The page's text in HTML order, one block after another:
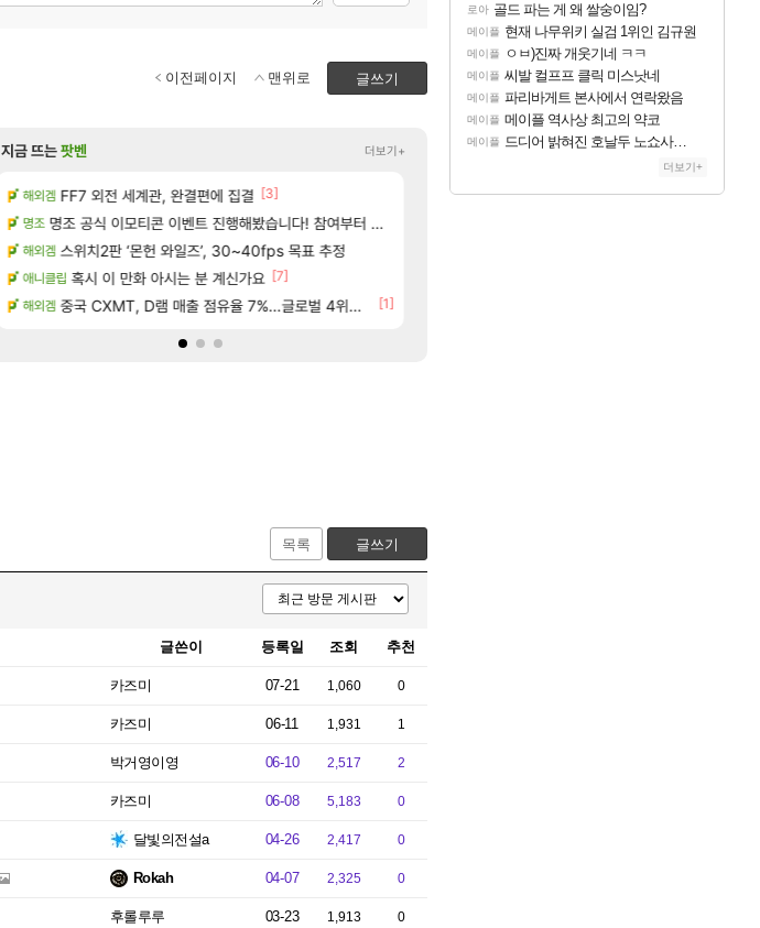
글쓰기
이전페이지 맨위로
SOL 이제서야 힘들게 50찍고 나가 장궁 받았는데...
검은사막 대충 연구소요약 [5]
검은사막 풍풍풍 군왕주차가 씹이득 가성비라고 ???? [9]
로아 골드 파는 게 왜 쌀숭이임? [196]
메이플 현재 나무위키 실검 1위인 김규원 [84]
메이플 ㅇㅂ)진짜 개웃기네 ㅋㅋ [48]
지금 뜨는팟벤 더보기+
해외겜 FF7 외전 세계관, 완결편에 집결 [3]
명조 명조 공식 이모티콘 이벤트 진행해봤습니다! 참여부터 추첨까지????
해외겜 스위치2판 ‘몬헌 와일즈’, 30~40fps 목표 추정
애니클립 혹시 이 만화 아시는 분 계신가요 [7]
해외겜 중국 CXMT, D램 매출 점유율 7%…글로벌 4위로 부상 [1]
해외겜 AI발 원가 압박, 메인보드값 오르나
목록 글쓰기
글쓴이 등록일 조회 추천
카즈미 07-21 1,060 0
카즈미 06-11 1,931 1
박거영이영 06-10 2,517 2
카즈미 06-08 5,183 0
달빛의전설a 04-26 2,417 0
Rokah 04-07 2,325 0
후롤루루 03-23 1,913 0
로아 골드 파는 게 왜 쌀숭이임?
메이플 현재 나무위키 실검 1위인 김규원
메이플 ㅇㅂ)진짜 개웃기네 ㅋㅋ
메이플 씨발 컬프프 클릭 미스낫네
메이플 파리바게트 본사에서 연락왔음
메이플 메이플 역사상 최고의 약코
메이플 드디어 밝혀진 호날두 노쇼사건의 진실 ㅁㅊㄷㄷㄷㄷ
더보기+